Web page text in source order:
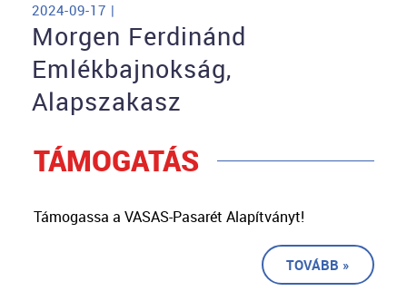
2024-09-17 |
Morgen Ferdinánd
Emlékbajnokság,
Alapszakasz
TÁMOGATÁS
Támogassa a VASAS-Pasarét Alapítványt!
TOVÁBB »